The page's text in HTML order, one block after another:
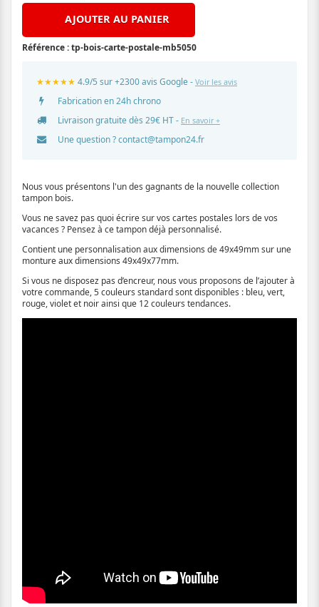
AJOUTER AU PANIER
Référence :tp-bois-carte-postale-mb5050
★★★★★ 4.9/5 sur +2300 avis Google - Voir les avis
Fabrication en 24h chrono
Livraison gratuite dès 29€ HT - En savoir +
Une question ?contact@tampon24.fr
Nous vous présentons l'un des gagnants de la nouvelle collection
tampon bois.
Vous ne savez pas quoi écrire sur vos cartes postales lors de vos
vacances ? Pensez à ce tampon déjà personnalisé.
Contient une personnalisation aux dimensions de 49x49mm sur une
monture aux dimensions 49x49x77mm.
Si vous ne disposez pas d’encreur, nous vous proposons de l’ajouter à
votre commande, 5 couleurs standard sont disponibles : bleu, vert,
rouge, violet et noir ainsi que 12 couleurs tendances.